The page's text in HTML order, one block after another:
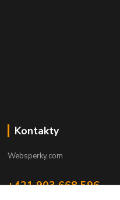
Kontakty
Websperky.com
+421 903 668 596